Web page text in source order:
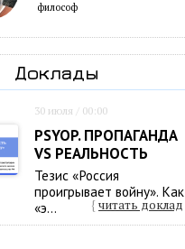
философ
Доклады
30 июля / 00:00
PSYOP. ПРОПАГАНДА
VS РЕАЛЬНОСТЬ
Тезис «Россия
проигрывает войну». Как
«э...
{ читать доклад